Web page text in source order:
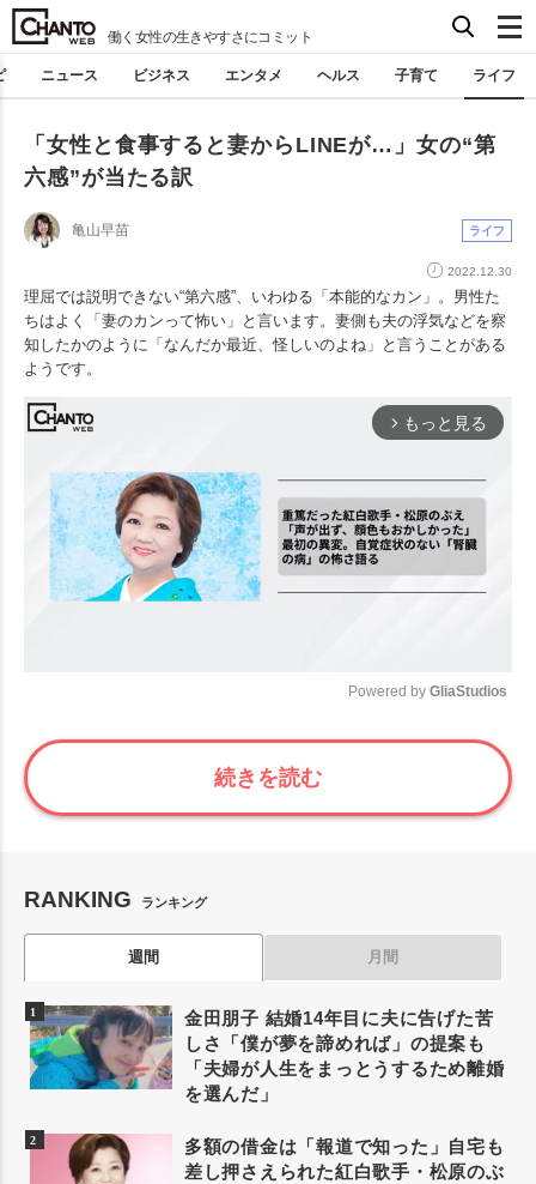
働く女性の生きやすさにコミット
ニュース ビジネス エンタメ ヘルス 子育て ライフ
「女性と食事すると妻からLINEが…」女の“第
六感”が当たる訳
亀山早苗 ライフ
2022.12.30
理屈では説明できない“第六感”、いわゆる「本能的なカン」。男性た
ちはよく「妻のカンって怖い」と言います。妻側も夫の浮気などを察
知したかのように「なんだか最近、怪しいのよね」と言うことがある
ようです。
arrow_forward_ios もっと見る
Mute
Powered by GliaStudios
続きを読む
RANKING ランキング
週間 月間
金田朋子 結婚14年目に夫に告げた苦
しさ「僕が夢を諦めれば」の提案も
「夫婦が人生をまっとうするため離婚
を選んだ」
多額の借金は「報道で知った」自宅も
差し押さえられた紅白歌手・松原のぶ